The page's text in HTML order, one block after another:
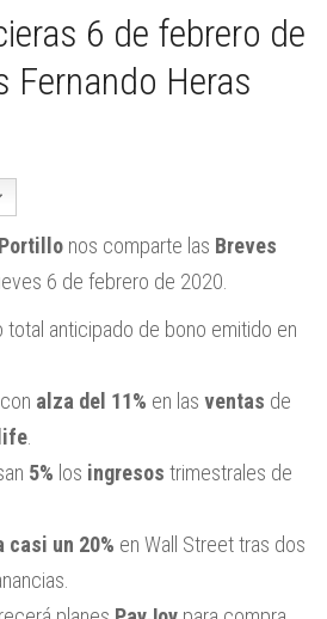
6 de febrero de
Fernando Heras
nos comparte las Breves
6 de febrero de 2020.
total anticipado de bono emitido en
alza del 11% en las ventas de
.
5% los ingresos trimestrales de
casi un 20% en Wall Street tras dos